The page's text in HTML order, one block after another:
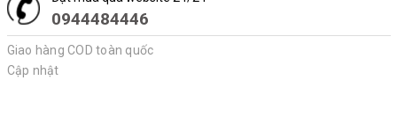
0944484446
Giao hàng COD toàn quốc
Cập nhật